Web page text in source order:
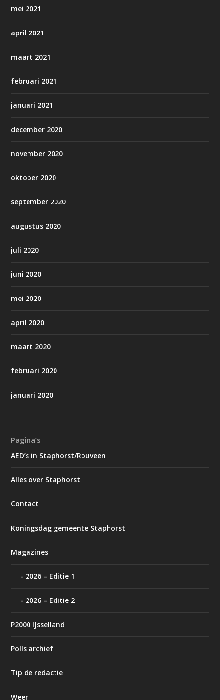
mei 2021
april 2021
maart 2021
februari 2021
januari 2021
december 2020
november 2020
oktober 2020
september 2020
augustus 2020
juli 2020
juni 2020
mei 2020
april 2020
maart 2020
februari 2020
januari 2020
Pagina’s
AED’s in Staphorst/Rouveen
Alles over Staphorst
Contact
Koningsdag gemeente Staphorst
Magazines
2026 – Editie 1
2026 – Editie 2
P2000 IJsselland
Polls archief
Tip de redactie
Weer